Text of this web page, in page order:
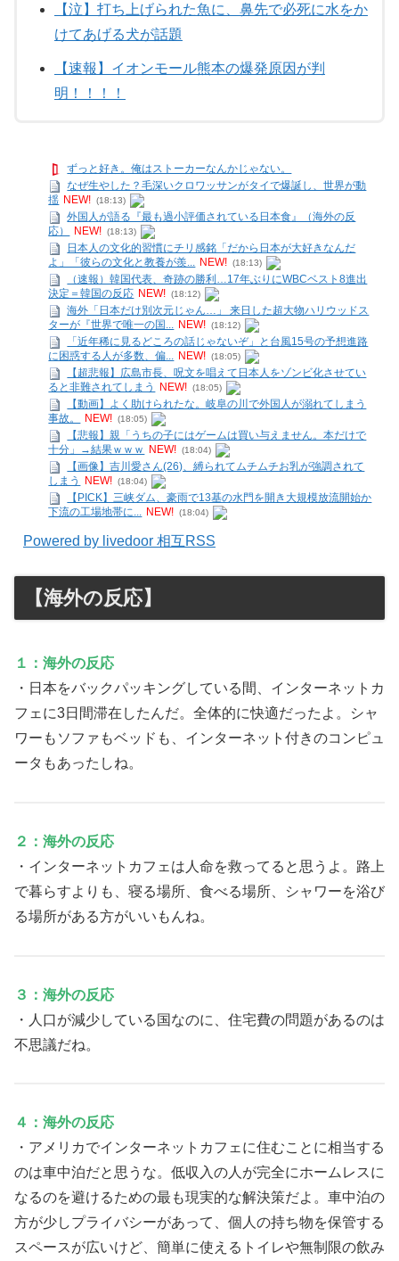
【泣】打ち上げられた魚に、鼻先で必死に水をか
けてあげる犬が話題
【速報】イオンモール熊本の爆発原因が判
明！！！！
ずっと好き。俺はストーカーなんかじゃない。
なぜ生やした？毛深いクロワッサンがタイで爆誕し、世界が動
揺 NEW! (18:13)
外国人が語る『最も過小評価されている日本食』（海外の反
応）
NEW! (18:13)
日本人の文化的習慣にチリ感銘「だから日本が大好きなんだ
よ」「彼らの文化と教養が羨... NEW! (18:13)
（速報）韓国代表、奇跡の勝利…17年ぶりにWBCベスト8進出
決定＝韓国の反応 NEW! (18:12)
海外「日本だけ別次元じゃん…」 来日した超大物ハリウッドス
ターが『世界で唯一の国... NEW! (18:12)
「近年稀に見るどころの話じゃないぞ」と台風15号の予想進路
に困惑する人が多数、偏... NEW! (18:05)
【超悲報】広島市長、呪文を唱えて日本人をゾンビ化させてい
ると非難されてしまう
NEW! (18:05)
【動画】よく助けられたな。岐阜の川で外国人が溺れてしまう
事故。
NEW! (18:05)
【悲報】親「うちの子にはゲームは買い与えません。本だけで
十分」→結果ｗｗｗ
NEW! (18:04)
【画像】吉川愛さん(26)、縛られてムチムチお乳が強調されて
しまう
NEW! (18:04)
【PICK】三峡ダム、豪雨で13基の水門を開き大規模放流開始か
下流の工場地帯に... NEW! (18:04)
Powered by livedoor 相互RSS
【海外の反応】
１：海外の反応
・日本をバックパッキングしている間、インターネットカ
フェに3日間滞在したんだ。全体的に快適だったよ。シャ
ワーもソファもベッドも、インターネット付きのコンピュ
ータもあったしね。
２：海外の反応
・インターネットカフェは人命を救ってると思うよ。路上
で暮らすよりも、寝る場所、食べる場所、シャワーを浴び
る場所がある方がいいもんね。
３：海外の反応
・人口が減少している国なのに、住宅費の問題があるのは
不思議だね。
４：海外の反応
・アメリカでインターネットカフェに住むことに相当する
のは車中泊だと思うな。低収入の人が完全にホームレスに
なるのを避けるための最も現実的な解決策だよ。車中泊の
方が少しプライバシーがあって、個人の持ち物を保管する
スペースが広いけど、簡単に使えるトイレや無制限の飲み